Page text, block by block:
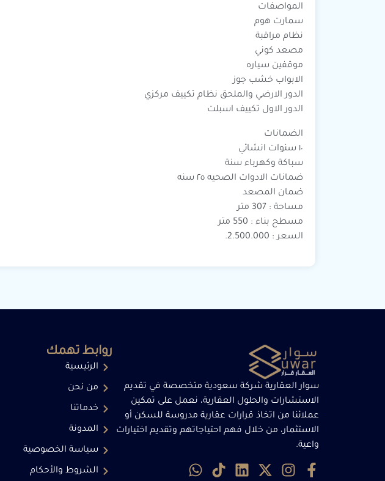
المواصفات
سمارت هوم
نظام مراقبة
مصعد كوني
موقفين سياره
الابواب خشب جوز
الدور الارضي والملحق نظام تكييف مركزي
الدور الاول تكييف اسبلت
الضمانات
١٠ سنوات انشائي
سباكة وكهرباء سنة
ضمانات الادوات الصحيه ٢٥ سنه
ضمان المصعد
مساحة : 307 متر
مسطح بناء : 550 متر
السعر : 2.500.000.
سوار العقارية شركة سعودية متخصصة في تقديم
الاستشارات والحلول العقارية، نعمل على تمكين
عملائنا من اتخاذ قرارات عقارية مدروسة للسكن أو
الاستثمار، من خلال فهم احتياجاتهم وتقديم اختيارات
واعية.
روابط تهمك
الرئيسية
من نحن
خدماتنا
المدونة
سياسة الخصوصية
الشروط والأحكام